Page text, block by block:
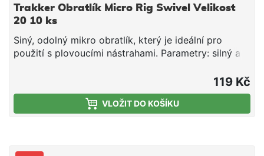
Trakker Obratlík Micro Rig Swivel Velikost
20 10 ks
Siný, odolný mikro obratlík, který je ideální pro
použití s plovoucími nástrahami. Parametry: silný a
antireflexní, matná černá ochranná vrstva balení: 10
ks velikost: 20 tento obratlík je v nabídce s
kroužkem nebo bez kroužku
119 Kč
VLOŽIT DO KOŠÍKU